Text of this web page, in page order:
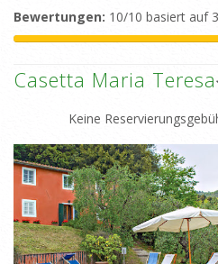
Bewertungen: 10/10 basiert auf
Casetta Maria Teresa
Keine